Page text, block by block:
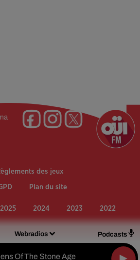
Webradios Podcasts
Of The Stone Age
des jeux
Plan du site
2025 2024 2023 2022